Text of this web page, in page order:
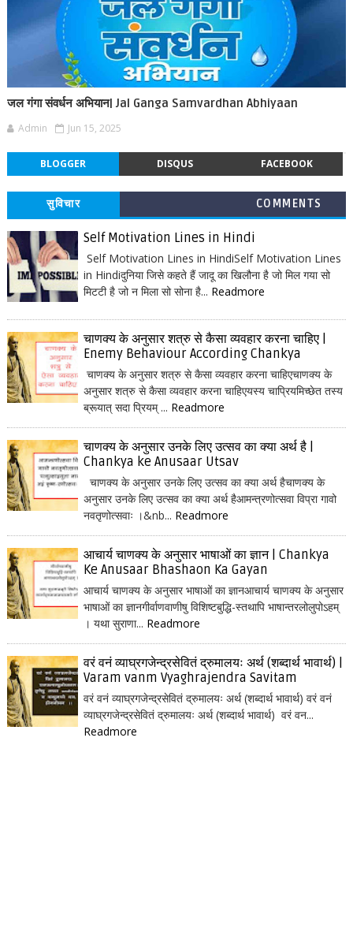
जल गंगा संवर्धन अभियान| Jal Ganga Samvardhan Abhiyaan
Admin Jun 15, 2025
BLOGGER DISQUS FACEBOOK
सुविचार COMMENTS
Self Motivation Lines in Hindi
Self Motivation Lines in HindiSelf Motivation Lines
in Hindiदुनिया जिसे कहते हैं जादू का खिलौना है जो मिल गया सो
मिटटी है जो न मिला सो सोना है... Readmore
चाणक्य के अनुसार शत्रु से कैसा व्यवहार करना चाहिए |
Enemy Behaviour According Chankya
चाणक्य के अनुसार शत्रु से कैसा व्यवहार करना चाहिएचाणक्य के
अनुसार शत्रु से कैसा व्यवहार करना चाहिएयस्य चाप्रियमिच्छेत तस्य
ब्रूयात् सदा प्रियम् ... Readmore
चाणक्य के अनुसार उनके लिए उत्सव का क्या अर्थ है |
Chankya ke Anusaar Utsav
चाणक्य के अनुसार उनके लिए उत्सव का क्या अर्थ हैचाणक्य के
अनुसार उनके लिए उत्सव का क्या अर्थ हैआमन्त्रणोत्सवा विप्रा गावो
नवतृणोत्सवाः ।&nb... Readmore
आचार्य चाणक्य के अनुसार भाषाओं का ज्ञान | Chankya
Ke Anusaar Bhashaon Ka Gayan
आचार्य चाणक्य के अनुसार भाषाओं का ज्ञानआचार्य चाणक्य के अनुसार
भाषाओं का ज्ञानगीर्वाणवाणीषु विशिष्टबुद्धि-स्तथापि भाषान्तरलोलुपोऽहम्
। यथा सुराणा... Readmore
वरं वनं व्याघ्रगजेन्द्रसेवितं द्रुमालयः अर्थ (शब्दार्थ भावार्थ) |
Varam vanm Vyaghrajendra Savitam
वरं वनं व्याघ्रगजेन्द्रसेवितं द्रुमालयः अर्थ (शब्दार्थ भावार्थ) वरं वनं
व्याघ्रगजेन्द्रसेवितं द्रुमालयः अर्थ (शब्दार्थ भावार्थ) वरं वन...
Readmore